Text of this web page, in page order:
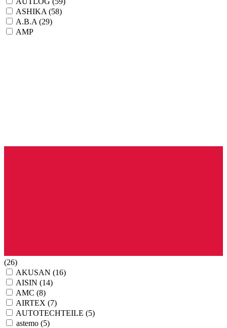
ASHIKA (58)
A.B.A (29)
AMP
(26)
AKUSAN (16)
AISIN (14)
AMC (8)
AIRTEX (7)
AUTOTECHTEILE (5)
astemo (5)